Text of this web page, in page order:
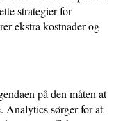
strategier for
ekstra kostnader og
på den måten at
Analytics sørger for at